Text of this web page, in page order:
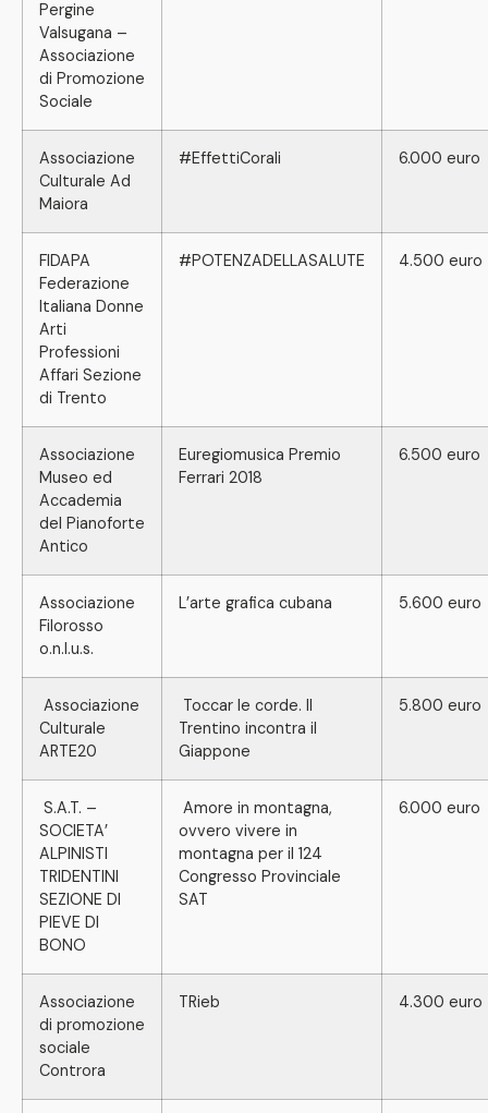
Pergine
Valsugana –
Associazione
di Promozione
Sociale
Associazione
Culturale Ad
Maiora
#EffettiCorali 6.000 euro
FIDAPA
Federazione
Italiana Donne
Arti
Professioni
Affari Sezione
di Trento
#POTENZADELLASALUTE 4.500 euro
Associazione
Museo ed
Accademia
del Pianoforte
Antico
Euregiomusica Premio
Ferrari 2018
6.500 euro
Associazione
Filorosso
o.n.l.u.s.
L’arte grafica cubana 5.600 euro
Associazione
Culturale
ARTE20
Toccar le corde. Il
Trentino incontra il
Giappone
5.800 euro
S.A.T. –
SOCIETA’
ALPINISTI
TRIDENTINI
SEZIONE DI
PIEVE DI
BONO
Amore in montagna,
ovvero vivere in
montagna per il 124
Congresso Provinciale
SAT
6.000 euro
Associazione
di promozione
sociale
Controra
TRieb 4.300 euro